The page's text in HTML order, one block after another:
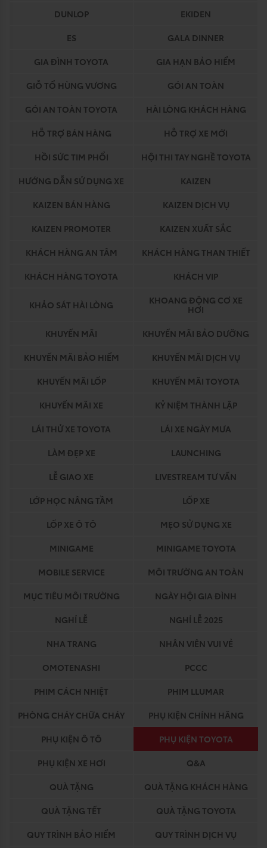
DUNLOP
EKIDEN
ES
GALA DINNER
GIA ĐÌNH TOYOTA
GIA HẠN BẢO HIỂM
GIỖ TỔ HÙNG VƯƠNG
GÓI AN TOÀN
GÓI AN TOÀN TOYOTA
HÀI LÒNG KHÁCH HÀNG
HỖ TRỢ BÁN HÀNG
HỖ TRỢ XE MỚI
HỒI SỨC TIM PHỔI
HỘI THI TAY NGHỀ TOYOTA
HƯỚNG DẪN SỬ DỤNG XE
KAIZEN
KAIZEN BÁN HÀNG
KAIZEN DỊCH VỤ
KAIZEN PROMOTER
KAIZEN XUẤT SẮC
KHÁCH HÀNG AN TÂM
KHÁCH HÀNG THAN THIẾT
KHÁCH HÀNG TOYOTA
KHÁCH VIP
KHẢO SÁT HÀI LÒNG
KHOANG ĐỘNG CƠ XE
HƠI
KHUYẾN MÃI
KHUYẾN MÃI BẢO DƯỠNG
KHUYẾN MÃI BẢO HIỂM
KHUYẾN MÃI DỊCH VỤ
KHUYẾN MÃI LỐP
KHUYẾN MÃI TOYOTA
KHUYẾN MÃI XE
KỶ NIỆM THÀNH LẬP
LÁI THỬ XE TOYOTA
LÁI XE NGÀY MƯA
LÀM ĐẸP XE
LAUNCHING
LỄ GIAO XE
LIVESTREAM TƯ VẤN
LỚP HỌC NÂNG TẦM
LỐP XE
LỐP XE Ô TÔ
MẸO SỬ DỤNG XE
MINIGAME
MINIGAME TOYOTA
MOBILE SERVICE
MÔI TRƯỜNG AN TOÀN
MỤC TIÊU MÔI TRƯỜNG
NGÀY HỘI GIA ĐÌNH
NGHỈ LỄ
NGHỈ LỄ 2025
NHA TRANG
NHÂN VIÊN VUI VẺ
OMOTENASHI
PCCC
PHIM CÁCH NHIỆT
PHIM LLUMAR
PHÒNG CHÁY CHỮA CHÁY
PHỤ KIỆN CHÍNH HÃNG
PHỤ KIỆN Ô TÔ
PHỤ KIỆN TOYOTA
PHỤ KIỆN XE HƠI
Q&A
QUÀ TẶNG
QUÀ TẶNG KHÁCH HÀNG
QUÀ TẶNG TẾT
QUÀ TẶNG TOYOTA
QUY TRÌNH BẢO HIỂM
QUY TRÌNH DỊCH VỤ